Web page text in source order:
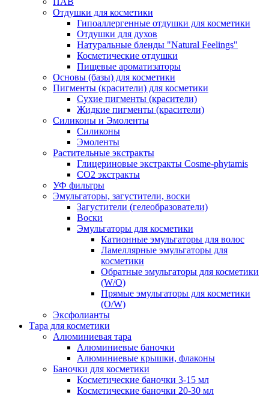
Отдушки для косметики
Гипоаллергенные отдушки для косметики
Отдушки для духов
Натуральные бленды "Natural Feelings"
Косметические отдушки
Пищевые ароматизаторы
Основы (базы) для косметики
Пигменты (красители) для косметики
Сухие пигменты (красители)
Жидкие пигменты (красители)
Силиконы и Эмоленты
Силиконы
Эмоленты
Растительные экстракты
Глицериновые экстракты Cosme-phytamis
СО2 экстракты
УФ фильтры
Эмульгаторы, загустители, воски
Загустители (гелеобразователи)
Воски
Эмульгаторы для косметики
Катионные эмульгаторы для волос
Ламеллярные эмульгаторы для
косметики
Обратные эмульгаторы для косметики
(W/O)
Прямые эмульгаторы для косметики
(O/W)
Эксфолианты
Тара для косметики
Алюминиевая тара
Алюминиевые баночки
Алюминиевые крышки, флаконы
Баночки для косметики
Косметические баночки 3-15 мл
Косметические баночки 20-30 мл